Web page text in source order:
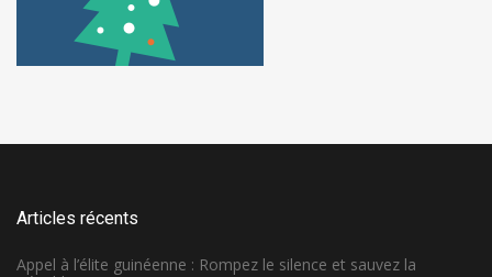
Articles récents
Appel à l’élite guinéenne : Rompez le silence et sauvez la